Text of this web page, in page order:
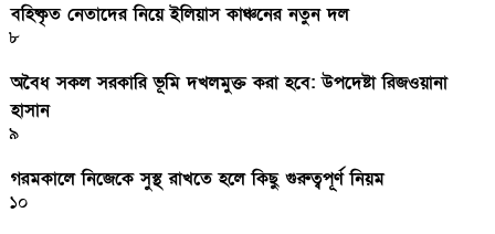
বহিষ্কৃত নেতাদের নিয়ে ইলিয়াস কাঞ্চনের নতুন দল
৮
অবৈধ সকল সরকারি ভূমি দখলমুক্ত করা হবে: উপদেষ্টা রিজওয়ানা
হাসান
৯
গরমকালে নিজেকে সুস্থ রাখতে হলে কিছু গুরুত্বপূর্ণ নিয়ম
১০